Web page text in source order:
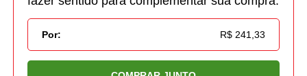
Por: R$ 241,33